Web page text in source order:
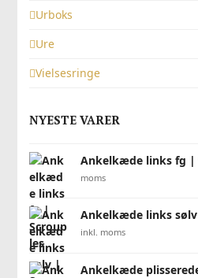
Urboks
Ure
Vielsesringe
NYESTE VARER
Ankelkæde links fg |
moms
Ankelkæde links
inkl. moms
Ankelkæde